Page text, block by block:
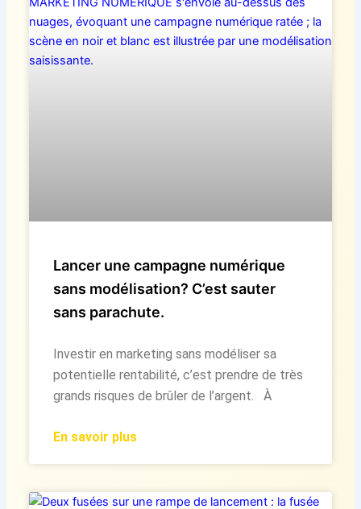
Lancer une campagne numérique
sans modélisation? C’est sauter
sans parachute.
Investir en marketing sans modéliser sa
potentielle rentabilité, c’est prendre de très
grands risques de brûler de l’argent. À
En savoir plus